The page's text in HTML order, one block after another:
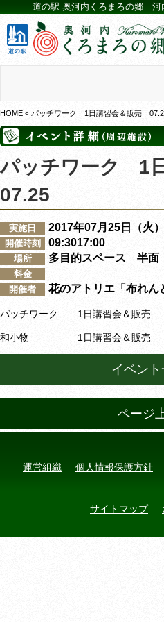
道の駅 奥河内くろまろの郷 河
HOME < パッチワーク 1日講習会＆販売
パッチワーク 1
07.25
実施日 2017年07月25日（火
開催時刻 09:3017:00
場所 多目的スペース 半面
料金
開催者
花のアトリエ「布れん
パッチワーク 1日講習会＆販売
和小物 1日講習会＆販売
イベン
ページ
運営組織 個人情報保護方針
サイトマップ